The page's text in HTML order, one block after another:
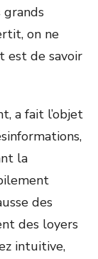
on ne
est de savoir
a fait l’objet
la
des
des loyers
intuitive,